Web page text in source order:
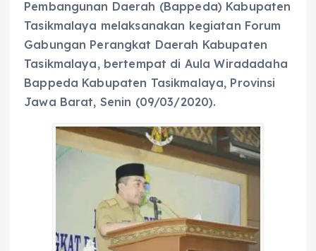
Pembangunan Daerah (Bappeda) Kabupaten
Tasikmalaya melaksanakan kegiatan Forum
Gabungan Perangkat Daerah Kabupaten
Tasikmalaya, bertempat di Aula Wiradadaha
Bappeda Kabupaten Tasikmalaya, Provinsi
Jawa Barat, Senin (09/03/2020).